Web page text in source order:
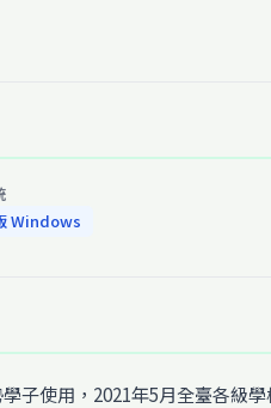
Windows
子使用，2021年5月全臺各級學